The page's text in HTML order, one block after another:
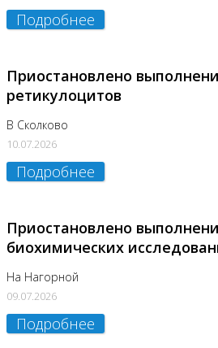
Подробнее
Приостановлено
ретикулоцитов
В Сколково
10.07.2026
Подробнее
Приостановлено
биохимических
На Нагорной
09.07.2026
Подробнее